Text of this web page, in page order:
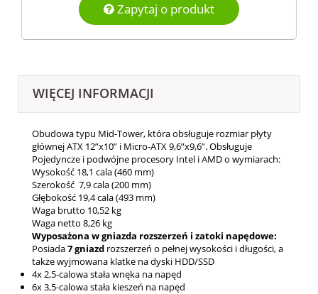
Zapytaj o produkt
WIĘCEJ INFORMACJI
Obudowa typu Mid-Tower, która obsługuje rozmiar płyty
głównej ATX 12”x10” i Micro-ATX 9,6”x9,6”. Obsługuje
Pojedyncze i podwójne procesory Intel i AMD o wymiarach:
Wysokość 18,1 cala (460 mm)
Szerokość 7,9 cala (200 mm)
Głębokość 19,4 cala (493 mm)
Waga brutto 10,52 kg
Waga netto 8,26 kg
Wyposażona w gniazda rozszerzeń i zatoki napędowe:
Posiada7gniazd rozszerzeń o pełnej wysokości i długości, a
także wyjmowana klatke na dyski HDD/SSD
4x 2,5-calowa stała wnęka na napęd
6x 3,5-calowa stała kieszeń na napęd